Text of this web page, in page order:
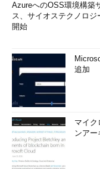
AzureへのOSS環境構築
ス、サイオステクノロジ
開始
追加
マイク
ンア